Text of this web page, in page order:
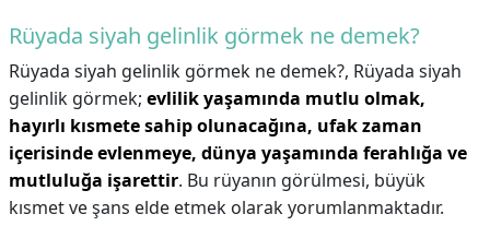
Rüyada siyah gelinlik görmek ne demek?
Rüyada siyah gelinlik görmek ne demek?, Rüyada siyah
gelinlik görmek; evlilik yaşamında mutlu olmak,
hayırlı kısmete sahip olunacağına, ufak zaman
içerisinde evlenmeye, dünya yaşamında ferahlığa ve
mutluluğa işarettir. Bu rüyanın görülmesi, büyük
kısmet ve şans elde etmek olarak yorumlanmaktadır.